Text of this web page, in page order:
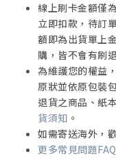
◎隱含目的：傳授
導讀者在道德、屬
者希望向聽眾傳
為。
◎作者觀點：古代
微，（2）為人師
言），並且（4）
揚他們的智慧（他
類經驗準則）。
線上刷卡金額僅
立即扣款，待訂
額即為出貨單上
購，皆不會有刷
為維護您的權益
原狀並依原包裝
退貨之商品、紙
貨須知 。
如需寄送海外，
更多常見問題FAQ